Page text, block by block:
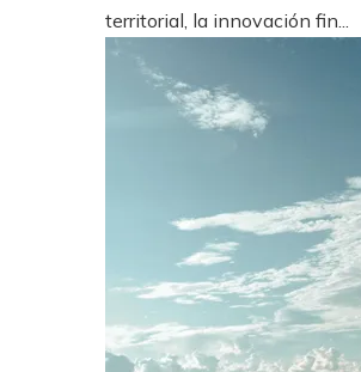
territorial, la innovación fin...